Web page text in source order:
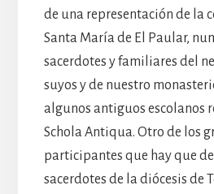
de una representación de la
Santa María de El Paular,
sacerdotes y familiares del
suyos y de nuestro
algunos antiguos escolanos
Schola Antiqua. Otro de los
participantes que hay que
sacerdotes de la diócesis de